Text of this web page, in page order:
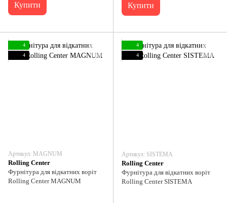
Купити Купити
4
4
Артикул: MAGNUM
Rolling Center
Фурнітура для відкатних воріт
Rolling Center MAGNUM
4
4
Артикул: SISTEMA
Rolling Center
Фурнітура для відкатних воріт
Rolling Center SISTEMA